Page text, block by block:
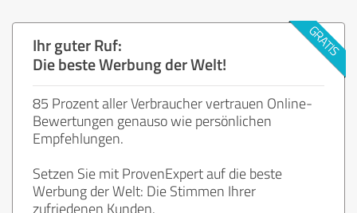
Ihr guter Ruf:
Die beste Werbung der Welt!
85 Prozent aller Verbraucher vertrauen Online-
Bewertungen genauso wie persönlichen
Empfehlungen.
Setzen Sie mit ProvenExpert auf die beste
Werbung der Welt: Die Stimmen Ihrer
zufriedenen Kunden.